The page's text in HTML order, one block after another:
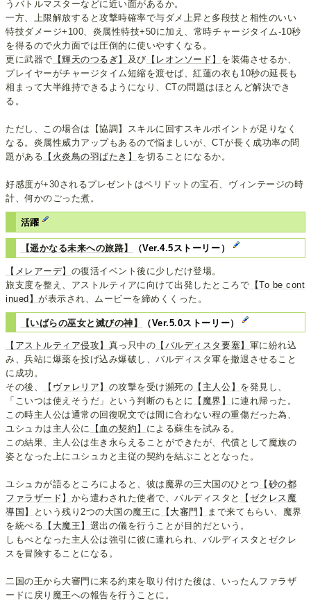
うバトルマスターなどに近い面があるか。
一方、上限解放すると攻撃時確率で与ダメ上昇と多段技と相性のいい
特技ダメージ+100、炎属性特技+50に加え、常時チャージタイム-10秒
を得るので火力面では圧倒的に使いやすくなる。
更に武器で 【輝天のつるぎ】 及び 【レオンソード】 を装備させるか、
プレイヤーがチャージタイム短縮を渡せば、紅蓮の衣も10秒の延長も
相まって大半維持できるようになり、CTの問題はほとんど解決でき
る。
ただし、この場合は【協調】スキルに回すスキルポイントが足りなく
なる。炎属性威力アップもあるので悩ましいが、CTが長く成功率の問
題がある 【火炎鳥の羽ばたき】 を切ることになるか。
好感度が+30されるプレゼントはペリドットの宝石、ヴィンテージの時
計、何かのごった煮。
活躍
【遥かなる未来への旅路】 （Ver.4.5ストーリー）
【メレアーデ】 の復活イベント後に少しだけ登場。
旅支度を整え、アストルティアに向けて出発したところで 【To be cont
inued】が表示され、ムービーを締めくくった。
【いばらの巫女と滅びの神】 （Ver.5.0ストーリー）
【アストルティア侵攻】 真っ只中の 【バルディスタ要塞】 軍に紛れ込
み、兵站に爆薬を投げ込み爆破し、バルディスタ軍を撤退させること
に成功。
その後、
【ヴァレリア】 の攻撃を受け瀕死の 【主人公】 を発見し、
「こいつは使えそうだ」という判断のもとに 【魔界】 に連れ帰った。
この時主人公は通常の回復呪文では間に合わない程の重傷だった為、
ユシュカは主人公に
【血の契約】 による蘇生を試みる。
この結果、主人公は生き永らえることができたが、代償として魔族の
姿となった上にユシュカと主従の契約を結ぶこととなった。
ユシュカが語るところによると、彼は魔界の三大国のひとつ 【砂の都
ファラザード】 から遣わされた使者で、バルディスタと
【ゼクレス魔
導国】
という残り2つの大国の魔王に 【大審門】
まで来てもらい、魔界
を統べる 【大魔王】 選出の儀を行うことが目的だという。
しもべとなった主人公は強引に彼に連れられ、バルディスタとゼクレ
スを冒険することになる。
二国の王から大審門に来る約束を取り付けた後は、いったんファラザ
ードに戻り魔王への報告を行うことに。